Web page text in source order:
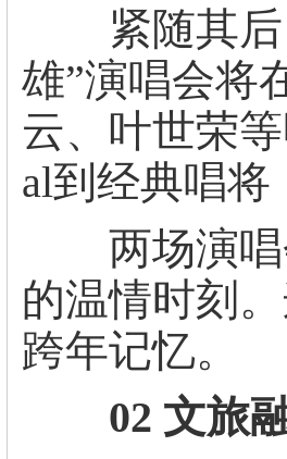
紧随其后
雄”演唱会将
云、叶世荣
al到经典唱
两场演唱
的温情时刻
跨年记忆。
02 文旅